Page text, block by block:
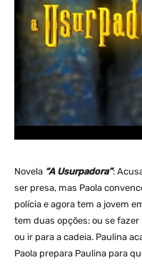
Novela “A Usurpadora”:
ser presa, mas Paola
polícia e agora tem a jovem
tem duas opções: ou se
ou ir para a cadeia. Paulina
Paola prepara Paulina para